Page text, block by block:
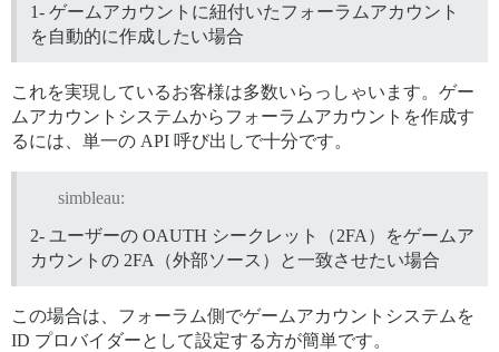
1- ゲームアカウントに紐付いたフォーラムアカウント
を自動的に作成したい場合
これを実現しているお客様は多数いらっしゃいます。ゲー
ムアカウントシステムからフォーラムアカウントを作成す
るには、単一の API 呼び出しで十分です。
simbleau:
2- ユーザーの OAUTH シークレット（2FA）をゲームア
カウントの 2FA（外部ソース）と一致させたい場合
この場合は、フォーラム側でゲームアカウントシステムを
ID プロバイダーとして設定する方が簡単です。